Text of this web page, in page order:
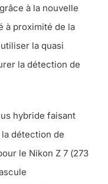
à la nouvelle
à proximité de la
la quasi
la détection de
hybride faisant
détection de
le Nikon Z 7 (273